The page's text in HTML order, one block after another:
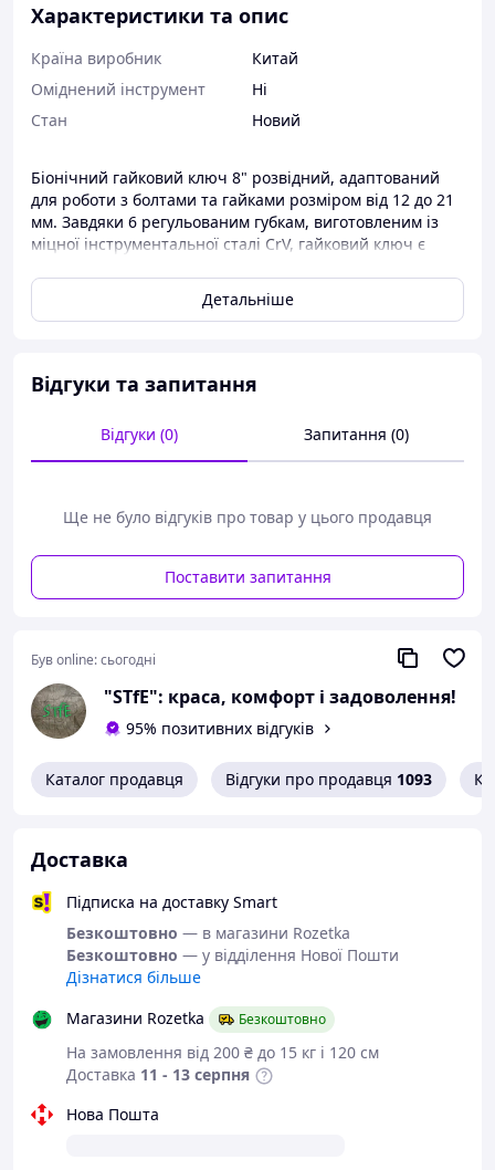
Характеристики та опис
Країна виробник
Китай
Оміднений інструмент
Ні
Стан
Новий
Біонічний гайковий ключ 8" розвідний, адаптований
для роботи з болтами та гайками розміром від 12 до 21
мм. Завдяки 6 регульованим губкам, виготовленим із
міцної інструментальної сталі CrV, гайковий ключ є
відкручувати навіть частково оброблені болти та гайки.
Ручка ключа виготовлена ​​з нековзкого пластику, що
механізм - універсальний ключ, адаптований для
роботи в діапазоні від 12 до 21 мм 6 регульованих губок
оброблені гвинти надійний захват ключа - ручка
покрита нековзким матеріалом Технічні
Тип ключа: регульований - біонік Робочий діапазон: 12 -
21 мм Розмір ключа: 8”
Детальніше
Відгуки та запитання
Відгуки (0) Запитання (0)
Ще не було відгуків про товар у цього продавця
Поставити запитання
Був online:сьогодні
"STfE": краса, комфорт і задоволення!
95% позитивних відгуків
Каталог продавця Відгуки про продавця 1093
Доставка
Підписка на доставку Smart
Безкоштовно — в магазини Rozetka
Безкоштовно — у відділення Нової Пошти
Дізнатися більше
Магазини Rozetka
Безкоштовно
На замовлення від 200 ₴ до 15 кг і 120 см
Доставка 11 - 13 серпня
Нова Пошта